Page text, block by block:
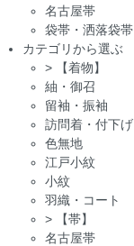
名古屋帯
袋帯・洒落袋帯
カテゴリから選ぶ
>
【着物】
紬・御召
留袖・振袖
訪問着・付下げ
色無地
江戸小紋
小紋
羽織・コート
>
【帯】
名古屋帯